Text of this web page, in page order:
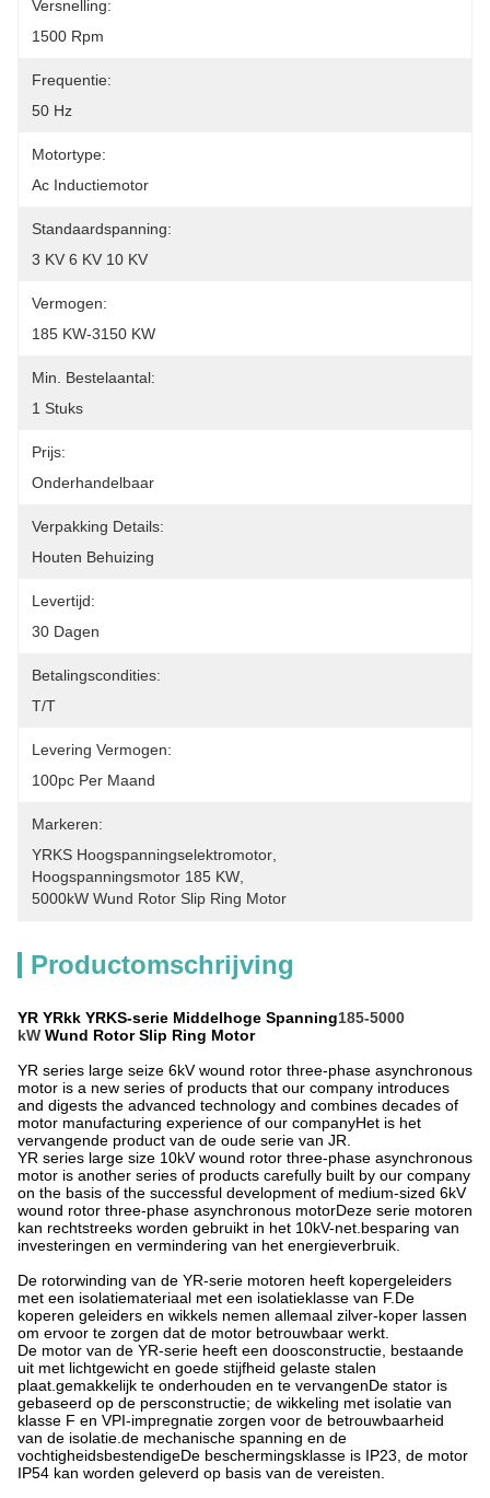
Versnelling:
1500 Rpm
Frequentie:
50 Hz
Motortype:
Ac Inductiemotor
Standaardspanning:
3 KV 6 KV 10 KV
Vermogen:
185 KW-3150 KW
Min. Bestelaantal:
1 Stuks
Prijs:
Onderhandelbaar
Verpakking Details:
Houten Behuizing
Levertijd:
30 Dagen
Betalingscondities:
T/T
Levering Vermogen:
100pc Per Maand
Markeren:
YRKS Hoogspanningselektromotor
Hoogspanningsmotor 185 KW
5000kW Wund Rotor Slip Ring Motor
Productomschrijving
YR YRkk YRKS-serie Middelhoge Spanning185-5000
kW Wund Rotor Slip Ring Motor
YR series large seize 6kV wound rotor three-phase asynchronous
motor is a new series of products that our company introduces
and digests the advanced technology and combines decades of
motor manufacturing experience of our companyHet is het
vervangende product van de oude serie van JR.
YR series large size 10kV wound rotor three-phase asynchronous
motor is another series of products carefully built by our company
on the basis of the successful development of medium-sized 6kV
wound rotor three-phase asynchronous motorDeze serie motoren
kan rechtstreeks worden gebruikt in het 10kV-net.besparing van
investeringen en vermindering van het energieverbruik.
De rotorwinding van de YR-serie motoren heeft kopergeleiders
met een isolatiemateriaal met een isolatieklasse van F.De
koperen geleiders en wikkels nemen allemaal zilver-koper lassen
om ervoor te zorgen dat de motor betrouwbaar werkt.
De motor van de YR-serie heeft een doosconstructie, bestaande
uit met lichtgewicht en goede stijfheid gelaste stalen
plaat.gemakkelijk te onderhouden en te vervangenDe stator is
gebaseerd op de persconstructie; de wikkeling met isolatie van
klasse F en VPI-impregnatie zorgen voor de betrouwbaarheid
van de isolatie.de mechanische spanning en de
vochtigheidsbestendigeDe beschermingsklasse is IP23, de motor
IP54 kan worden geleverd op basis van de vereisten.